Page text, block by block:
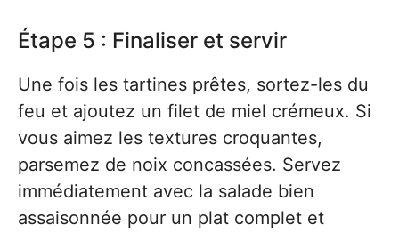
Étape 5 : Finaliser et servir
Une fois les tartines prêtes, sortez-les du
feu et ajoutez un filet de miel crémeux. Si
vous aimez les textures croquantes,
parsemez de noix concassées. Servez
immédiatement avec la salade bien
assaisonnée pour un plat complet et